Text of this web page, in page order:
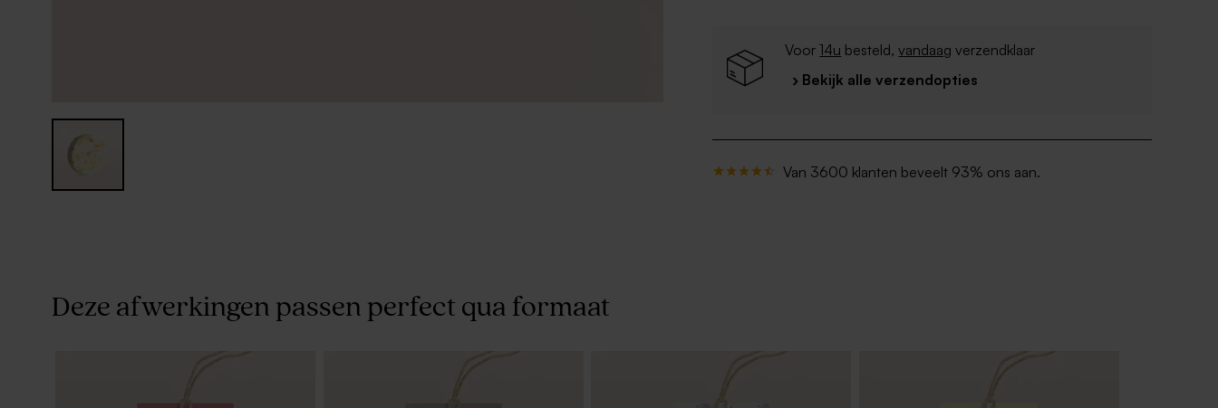
Voor14u besteld,vandaag verzendklaar
› Bekijk alle verzendopties
Van 3600 klanten beveelt 93% ons aan.
Deze afwerkingen passen perfect qua formaat